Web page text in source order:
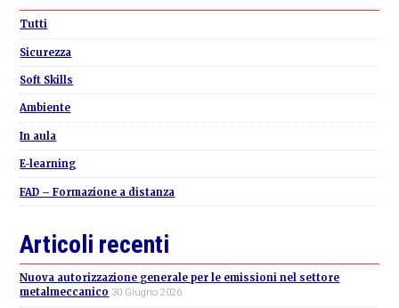
Sidebar
Tutti
Sicurezza
Soft Skills
Ambiente
In aula
E-learning
FAD – Formazione a distanza
Articoli recenti
Nuova autorizzazione generale per le emissioni nel settore
metalmeccanico 30 Giugno 2026